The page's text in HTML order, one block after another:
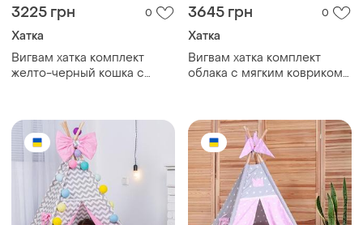
3225 грн 0
Хатка
Вигвам хатка комплект
желто-черный кошка с
3645 грн 0
Хатка
Вигвам хатка комплект
облака с мягким ковриком -